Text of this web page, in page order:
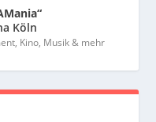
Köln
Kino, Musik & mehr